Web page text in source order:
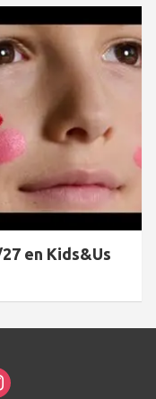
en Kids&Us